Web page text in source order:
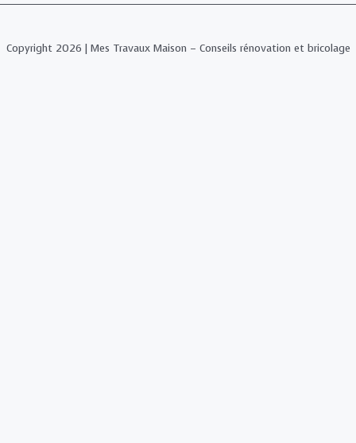
Copyright 2026 | Mes Travaux Maison – Conseils rénovation et bricolage